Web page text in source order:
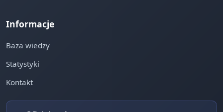
Informacje
Baza wiedzy
Statystyki
Kontakt